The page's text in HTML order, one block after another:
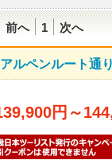
前へ 1 次へ
ルペンルート通
円 ～